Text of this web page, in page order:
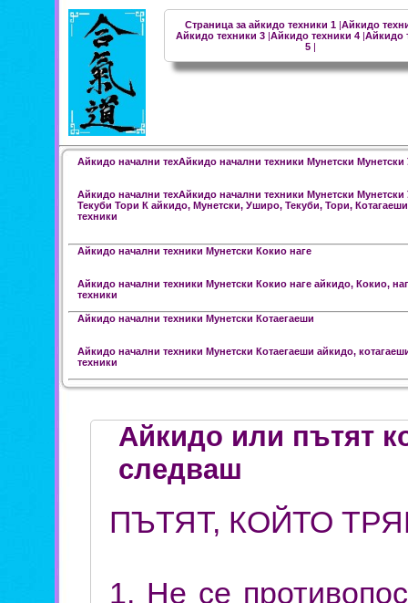
Страница за айкидо техники 1 |Айкидо
Айкидо техники 3|Айкидо техники 4|Айкидо
5 |
Айкидо начални техАйкидо начални техники Мунетски Мунетски
Айкидо начални техАйкидо начални техники Мунетски
Текуби Тори К айкидо, Мунетски, Уширо, Текуби, Тори,
техники
Айкидо начални техники Мунетски Кокио наге
Айкидо начални техники Мунетски Кокио наге айкидо, Кокио,
техники
Айкидо начални техники Мунетски Котаегаеши
Айкидо начални техники Мунетски Котаегаеши айкидо,
техники
Айкидо или пътят
следваш
ПЪТЯТ, КОЙТО
1. Не се